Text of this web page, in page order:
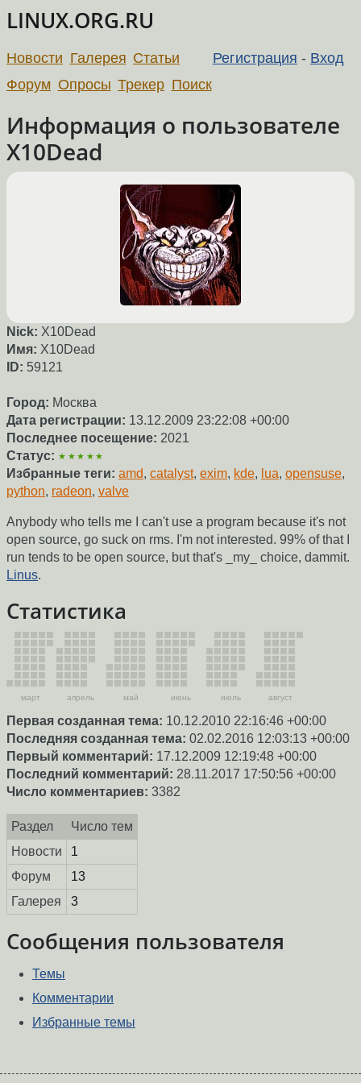
LINUX.ORG.RU
Регистрация - Вход
Новости Галерея Статьи
Форум Опросы Трекер Поиск
Информация о пользователе
X10Dead
Nick: X10Dead
Имя: X10Dead
ID: 59121
Город: Москва
Дата регистрации: 13.12.2009 23:22:08 +00:00
Последнее посещение: 2021
Статус: ★★★★★
Избранные теги: amd, catalyst, exim, kde, lua, opensuse,
python, radeon, valve
Anybody who tells me I can't use a program because it's not
open source, go suck on rms. I'm not interested. 99% of that I
run tends to be open source, but that's _my_ choice, dammit.
Linus.
Статистика
март апрель май июнь июль август
Первая созданная тема: 10.12.2010 22:16:46 +00:00
Последняя созданная тема: 02.02.2016 12:03:13 +00:00
Первый комментарий: 17.12.2009 12:19:48 +00:00
Последний комментарий: 28.11.2017 17:50:56 +00:00
Число комментариев: 3382
Раздел
Число тем
Новости
1
Форум
13
Галерея
3
Сообщения пользователя
Темы
Комментарии
Избранные темы